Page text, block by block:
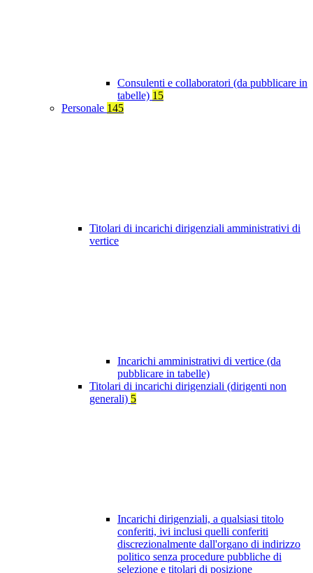
Consulenti e collaboratori (da pubblicare in
tabelle) 15
Personale 145
Titolari di incarichi dirigenziali amministrativi di
vertice
Incarichi amministrativi di vertice (da
pubblicare in tabelle)
Titolari di incarichi dirigenziali (dirigenti non
generali) 5
Incarichi dirigenziali, a qualsiasi titolo
conferiti, ivi inclusi quelli conferiti
discrezionalmente dall'organo di indirizzo
politico senza procedure pubbliche di
selezione e titolari di posizione